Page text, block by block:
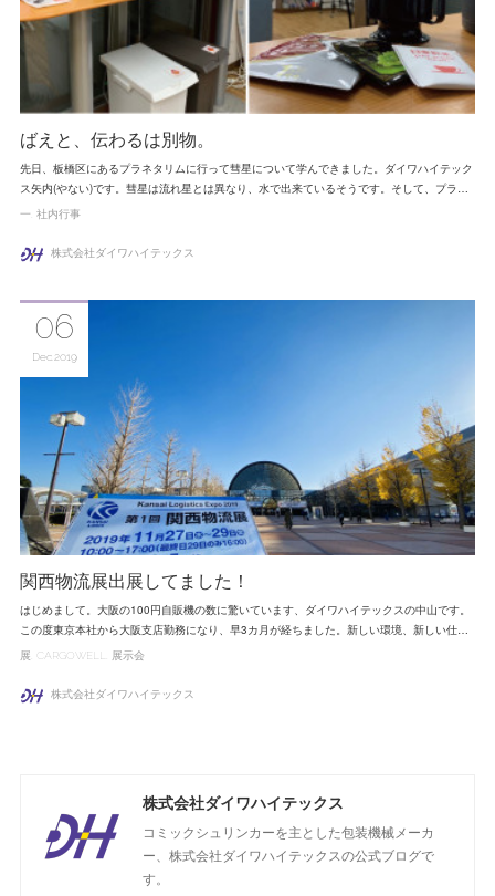
ばえと、伝わるは別物。
先日、板橋区にあるプラネタリムに行って彗星について学んできました。ダイワハイテック
ス矢内(やない)です。彗星は流れ星とは異なり、水で出来ているそうです。そして、プラ…
一 社内行事
株式会社ダイワハイテックス
関西物流展出展してました！
はじめまして。大阪の100円自販機の数に驚いています、ダイワハイテックスの中山です。
この度東京本社から大阪支店勤務になり、早3カ月が経ちました。新しい環境、新しい仕…
06
Dec 2019
展 CARGOWELL 展示会
株式会社ダイワハイテックス
株式会社ダイワハイテックス
コミックシュリンカーを主とした包装機械メーカ
ー、株式会社ダイワハイテックスの公式ブログで
す。